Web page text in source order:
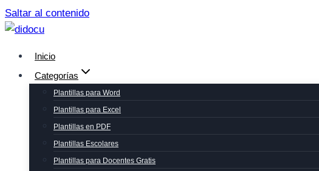
Saltar al contenido
Inicio
Categorías
Plantillas para Word
Plantillas para Excel
Plantillas en PDF
Plantillas Escolares
Plantillas para Docentes Gratis